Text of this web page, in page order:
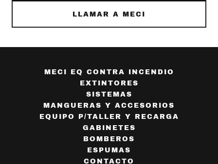
LLAMAR A MECI
MECI EQ CONTRA INCENDIO
EXTINTORES
SISTEMAS
MANGUERAS Y ACCESORIOS
EQUIPO P/TALLER Y RECARGA
GABINETES
BOMBEROS
ESPUMAS
CONTACTO